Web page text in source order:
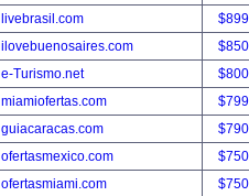
livebrasil.com
ilovebuenosaires.com
e-Turismo.net
miamiofertas.com
guiacaracas.com
ofertasmexico.com
ofertasmiami.com